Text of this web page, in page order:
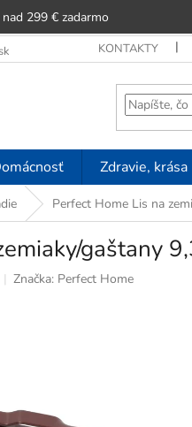
299 € zadarmo
KONTAKTY
Zdravie, krása
Perfect Home Lis na
gaštany
Značka: Perfect Home